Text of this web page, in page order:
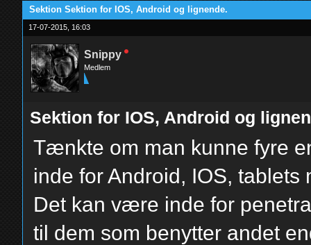
Sektion Sektion for IOS, Android og lignende.
17-07-2015, 16:03
Snippy
Medlem
Sektion for IOS, Android og
Tænkte om man kunne fyre
inde for Android, IOS, tablets
Det kan være inde for
til dem som benytter andet